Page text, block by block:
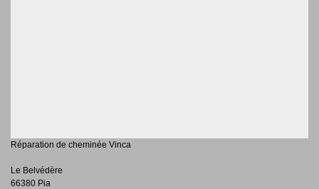
Réparation de cheminée Vinca
Le Belvédère
66380 Pia